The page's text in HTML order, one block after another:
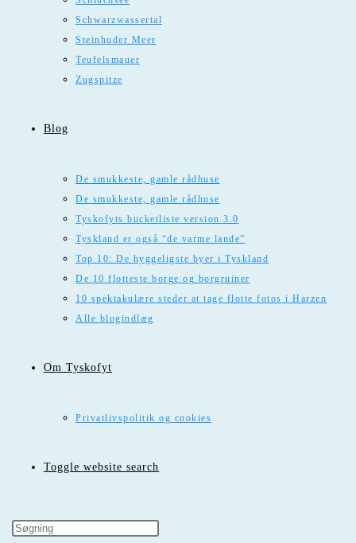
Schwarzwassertal
Steinhuder Meer
Teufelsmauer
Zugspitze
Blog
De smukkeste, gamle rådhuse
De smukkeste, gamle rådhuse
Tyskofyts bucketliste version 3.0
Tyskland er også “de varme lande”
Top 10: De hyggeligste byer i Tyskland
De 10 flotteste borge og borgruiner
10 spektakulære steder at tage flotte fotos i Harzen
Alle blogindlæg
Om Tyskofyt
Privatlivspolitik og cookies
Toggle website search